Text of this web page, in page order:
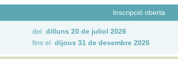
Inscripció oberta
del dilluns 20 de juliol 2026
fins el dijous 31 de desembre 2026